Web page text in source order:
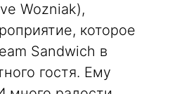
Wozniak),
которое
Sandwich в
гостя. Ему